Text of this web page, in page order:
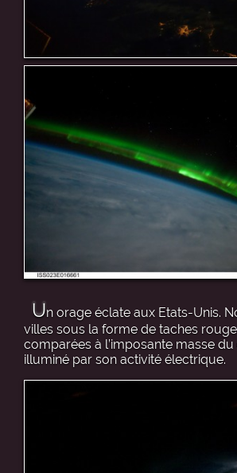
Un orage éclate aux Etats-Unis.
villes sous la forme de taches
comparées à l’imposante masse
illuminé par son activité électrique.